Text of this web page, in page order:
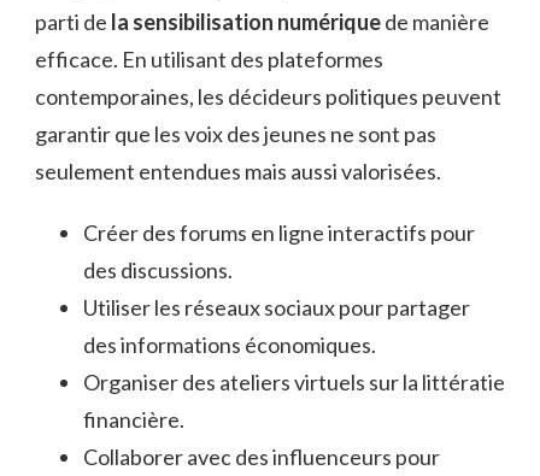
parti de la sensibilisation numériquede manière
efficace. En utilisant des plateformes
contemporaines, les décideurs politiques peuvent
garantir que les voix des jeunes ne sont pas
seulement entendues mais aussi valorisées.
Créer des forums en ligne interactifs pour
des discussions.
Utiliser les réseaux sociaux pour partager
des informations économiques.
Organiser des ateliers virtuels sur la littératie
financière.
Collaborer avec des influenceurs pour